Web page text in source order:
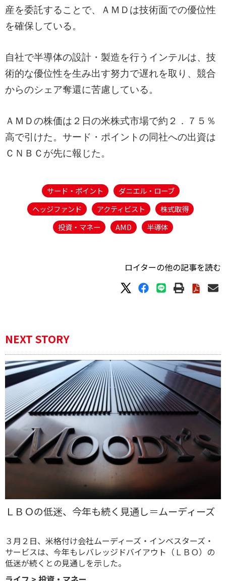
産を委託することで、ＡＭＤは技術面での優位性
を確保している。
自社で半導体の設計・製造を行うインテルは、技
術的な優位性を生み出す努力で遅れを取り、競合
からのシェア奪還に苦慮している。
ＡＭＤの株価は２日の米株式市場で約２．７５％
高で引けた。サード・ポイントの同社への出資は
ＣＮＢＣが先に報じた。
サード・ポイント
ダニエル・ローブ
ヘッジファンド
アクティビスト
株式取得
投資・マネー
AMD 半導体
ロイターの他の記事を読む
NEXT STORY
ＬＢＯの低迷、今年も続く見通し＝ムーディーズ
３月２日、米格付け会社ムーディーズ・インベスターズ・
サービスは、今年もレバレッジドバイアウト（ＬＢＯ）の
低迷が続くとの見通しを示した。